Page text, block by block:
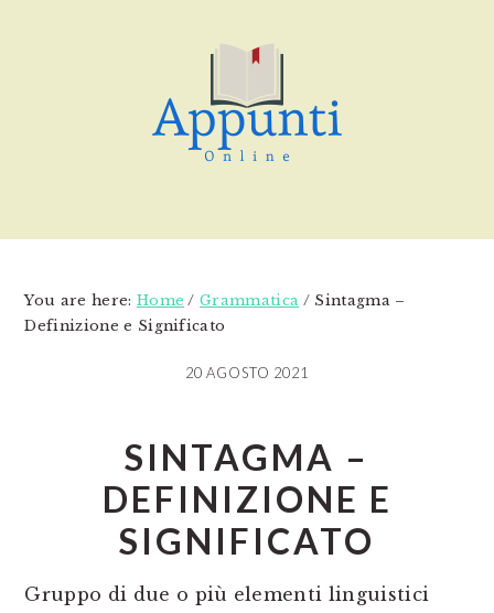
You are here: Home / Grammatica / Sintagma –
Definizione e Significato
20 AGOSTO 2021
SINTAGMA –
DEFINIZIONE E
SIGNIFICATO
Gruppo di due o più elementi linguistici